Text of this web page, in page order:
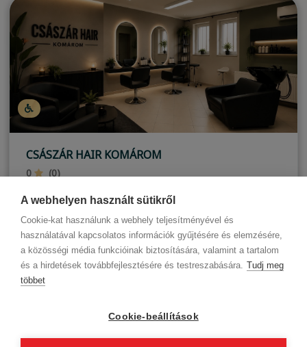
A webhelyen használt sütikről
Cookie-kat használunk a webhely teljesítményével és
használatával kapcsolatos információk gyűjtésére és elemzésére,
a közösségi média funkcióinak biztosítására, valamint a tartalom
és a hirdetések továbbfejlesztésére és testreszabására. Tudj meg
többet
Cookie-beállítások
CSÁSZÁR HAIR KOMÁROM
0
(0)